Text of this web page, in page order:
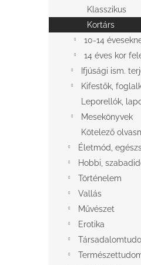
Klasszikus
Kortárs
10-14
14 éves kor
Ifjúsági ism.
Kifestők,
Leporellók,
Mesekönyvek
Kötelező
Életmód,
Hobbi,
Történelem
Vallás
Művészet
Erotika